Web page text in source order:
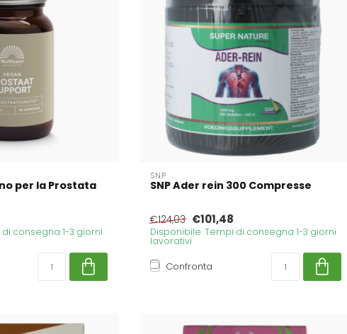
per la Prostata
consegna 1-3 giorni
SNP
SNP Ader rein 300 Compresse
€124,03 €101,48
Disponibile. Tempi di consegna 1-3 giorni
lavorativi
Confronta